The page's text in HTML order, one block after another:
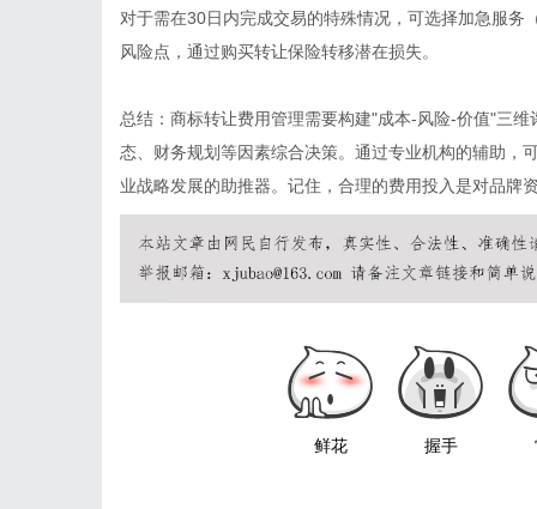
对于需在30日内完成交易的特殊情况，可选择加急服
风险点，通过购买转让保险转移潜在损失。
总结：商标转让费用管理需要构建"成本-风险-价值"三
态、财务规划等因素综合决策。通过专业机构的辅助，
业战略发展的助推器。记住，合理的费用投入是对品牌
鲜花 握手